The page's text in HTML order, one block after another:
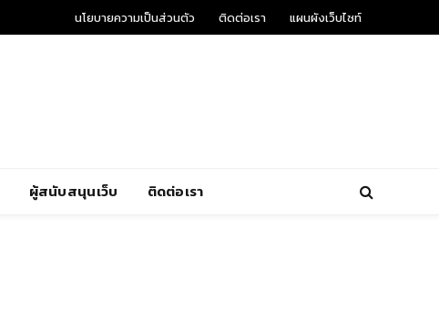
นโยบายความเป็นส่วนตัว ติดต่อเรา แผนผังเว็บไซท์
ผู้สนับสนุนเว็บ ติดต่อเรา